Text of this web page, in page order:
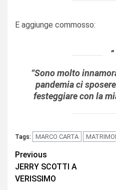
E aggiunge commosso:
“Sono molto
pandemia ci
festeggiare con la
Tags: MARCO CARTA
Continue
Reading
Previous
JERRY SCOTTI A
VERISSIMO